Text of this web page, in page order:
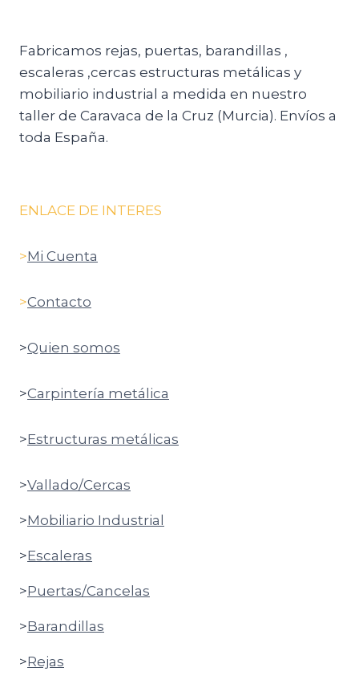
Fabricamos rejas, puertas, barandillas ,
escaleras ,cercas estructuras metálicas y
mobiliario industrial a medida en nuestro
taller de Caravaca de la Cruz (Murcia). Envíos a
toda España.
ENLACE DE INTERES
>Mi Cuenta
>Contacto
>Quien somos
>Carpintería metálica
>Estructuras metálicas
>Vallado/Cercas
>Mobiliario Industrial
>Escaleras
>Puertas/Cancelas
>Barandillas
>Rejas